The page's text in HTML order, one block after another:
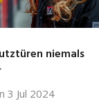
niemals
3 Jul 2024